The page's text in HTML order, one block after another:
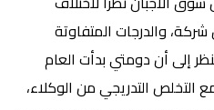
شركة، والدرجات المتفاوتة
إلى أن دومتي بدأت العام
التخلص التدريجي من الوكلاء،